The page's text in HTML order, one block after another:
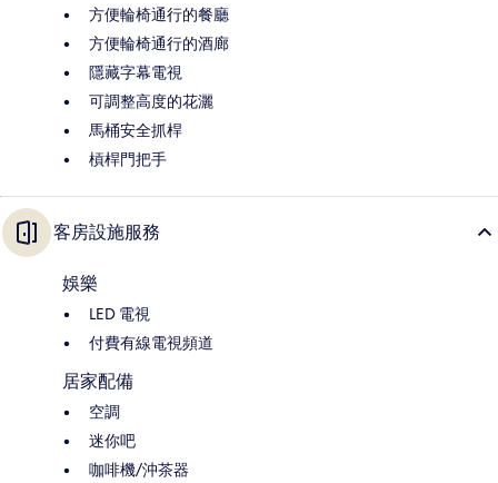
方便輪椅通行的餐廳
方便輪椅通行的酒廊
隱藏字幕電視
可調整高度的花灑
馬桶安全抓桿
槓桿門把手
客房設施服務
娛樂
LED 電視
付費有線電視頻道
居家配備
空調
迷你吧
咖啡機/沖茶器